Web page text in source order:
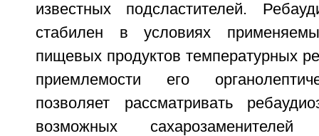
известных подсластителей.
стабилен в условиях
пищевых продуктов температурных
приемлемости его
позволяет рассматривать
возможных